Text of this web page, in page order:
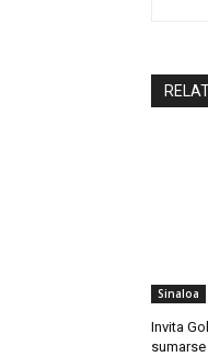
Sinaloa
Invita